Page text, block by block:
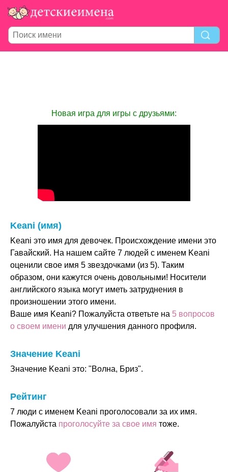
Новая игра для игры с друзьями:
Keani (имя)
Keani это имя для девочек. Происхождение имени это
Гавайский. На нашем сайте 7 людей с именем Keani
оценили свое имя 5 звездочками (из 5). Таким
образом, они кажутся очень довольными! Носители
английского языка могут иметь затруднения в
произношении этого имени.
Ваше имя Keani? Пожалуйста ответьте на 5 вопросов
о своем имени для улучшения данного профиля.
Значение Keani
Значение Keani это: "Волна, Бриз".
Рейтинг
7 люди с именем Keani проголосовали за их имя.
Пожалуйста проголосуйте за свое имя тоже.